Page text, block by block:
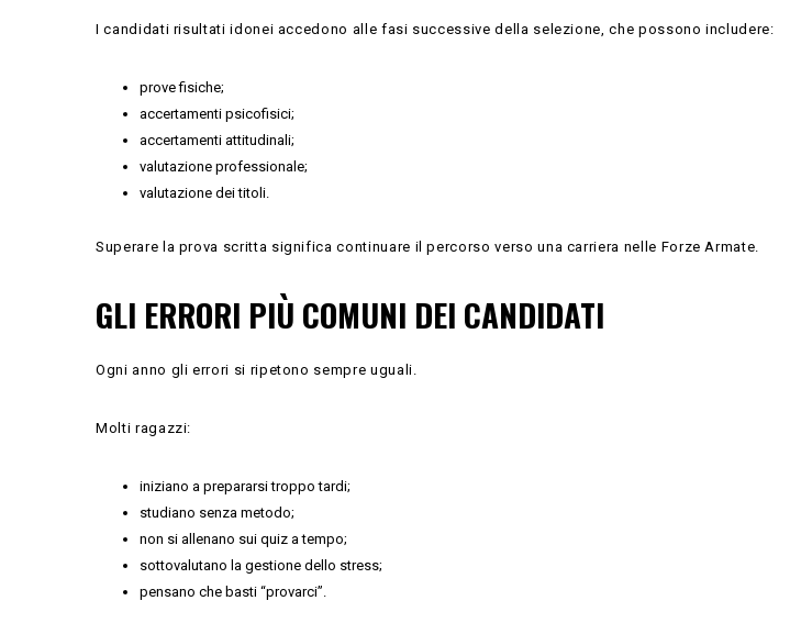
I candidati risultati idonei accedono alle fasi successive della selezione, che possono includere:
prove fisiche;
accertamenti psicofisici;
accertamenti attitudinali;
valutazione professionale;
valutazione dei titoli.
Superare la prova scritta significa continuare il percorso verso una carriera nelle Forze Armate.
GLI ERRORI PIÙ COMUNI DEI CANDIDATI
Ogni anno gli errori si ripetono sempre uguali.
Molti ragazzi:
iniziano a prepararsi troppo tardi;
studiano senza metodo;
non si allenano sui quiz a tempo;
sottovalutano la gestione dello stress;
pensano che basti “provarci”.